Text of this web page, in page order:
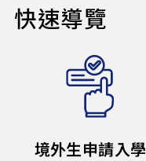
快速導覽
境外生申請入學